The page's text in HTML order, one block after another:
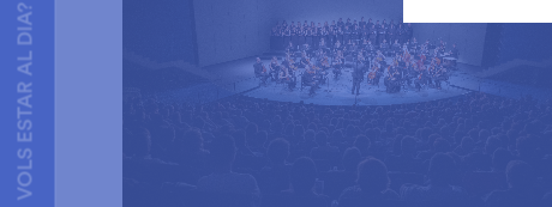
VOLS ESTAR AL DIA?